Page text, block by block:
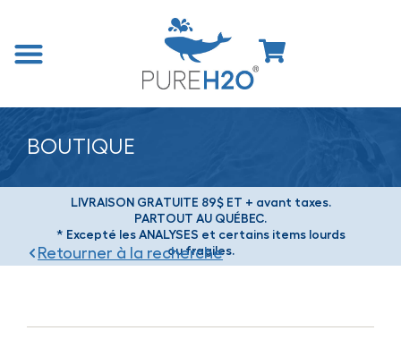
BOUTIQUE
LIVRAISON GRATUITE 89$ ET + avant taxes.
PARTOUT AU QUÉBEC.
* Excepté les ANALYSES et certains items lourds
ou fragiles.
Retourner à la recherche